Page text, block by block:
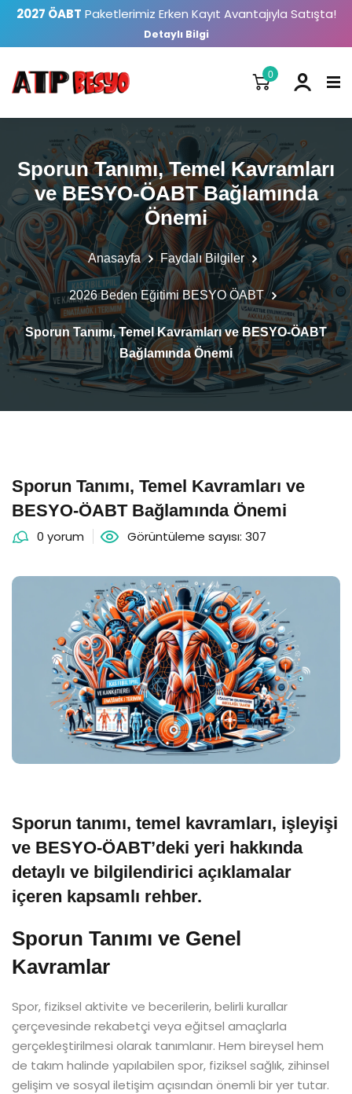
2027 ÖABT Paketlerimiz Erken Kayıt Avantajıyla Satışta!
Detaylı Bilgi
0
Sporun Tanımı, Temel Kavramları
ve BESYO-ÖABT Bağlamında
Önemi
Anasayfa Faydalı Bilgiler
2026 Beden Eğitimi BESYO ÖABT
Sporun Tanımı, Temel Kavramları ve BESYO-ÖABT
Bağlamında Önemi
Sporun Tanımı, Temel Kavramları ve
BESYO-ÖABT Bağlamında Önemi
0 yorum Görüntüleme sayısı: 307
Sporun tanımı, temel kavramları, işleyişi
ve BESYO-ÖABT’deki yeri hakkında
detaylı ve bilgilendirici açıklamalar
içeren kapsamlı rehber.
Sporun Tanımı ve Genel
Kavramlar
Spor, fiziksel aktivite ve becerilerin, belirli kurallar
çerçevesinde rekabetçi veya eğitsel amaçlarla
gerçekleştirilmesi olarak tanımlanır. Hem bireysel hem
de takım halinde yapılabilen spor, fiziksel sağlık, zihinsel
gelişim ve sosyal iletişim açısından önemli bir yer tutar.